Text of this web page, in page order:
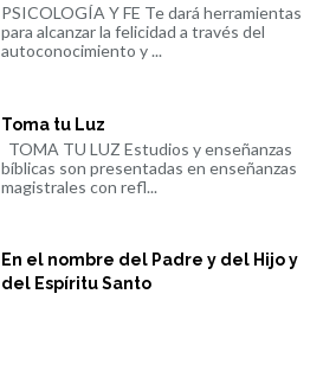
PSICOLOGÍA Y FE Te dará herramientas
para alcanzar la felicidad a través del
autoconocimiento y ...
Toma tu Luz
TOMA TU LUZ Estudios y enseñanzas
bíblicas son presentadas en enseñanzas
magistrales con refl...
En el nombre del Padre y del Hijo y
del Espíritu Santo